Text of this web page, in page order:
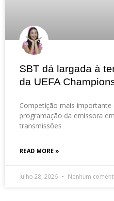
SBT dá largada à
da UEFA
Competição mais
programação da emissora
transmissões
READ MORE »
julho 28, 2026 Nenhum